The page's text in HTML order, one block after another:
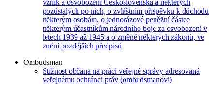
vznik a osvobození Československa a některých
pozůstalých po nich, o zvláštním příspěvku k důchodu
některým osobám, o jednorázové peněžní částce
některým účastníkům národního boje za osvobození v
letech 1939 až 1945 a o změně některých zákonů, ve
znění pozdějších předpisů
Ombudsman
Stížnost občana na práci veřejné správy adresovaná
veřejnému ochránci práv (ombudsmanovi)